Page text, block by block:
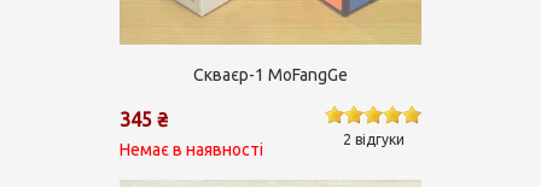
Скваєр-1 MoFangGe
345 ₴
Немає в наявності
2 відгуки